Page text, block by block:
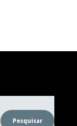
Pesquisar